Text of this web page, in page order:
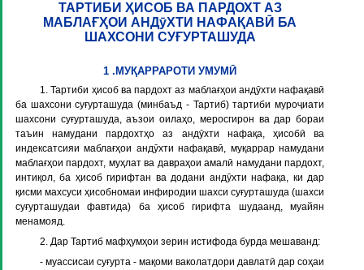
ТАРТИБИ ҲИСОБ ВА ПАРДОХТ АЗ
МАБЛАҒҲОИ АНДӯХТИ НАФАҚАВӢ БА
ШАХСОНИ СУҒУРТАШУДА
1 .МУҚАРРАРОТИ УМУМӢ
1. Тартиби ҳисоб ва пардохт аз маблағҳои андӯхти нафақавӣ
ба шахсони суғурташуда (минбаъд -Тартиб) тартиби муроҷиати
шахсони суғурташуда, аъзои оилаҳо, меросгирон ва дар бораи
таъин намудани пардохтҳо аз андӯхти нафақа, ҳисобӣ ва
индексатсияи маблағҳои андӯхти нафақавӣ, муқаррар намудани
маблағҳои пардохт, муҳлат ва давраҳои амалӣ намудани пардохт,
интиқол, ба ҳисоб гирифтан ва додани андӯхти нафақа, ки дар
қисми махсуси ҳисобномаи инфиродии шахси суғурташуда (шахси
суғурташудаи фавтида) ба ҳисоб гирифта шудаанд, муайян
менамояд.
2. Дар Тартиб мафҳумҳои зерин истифода бурда мешаванд:
- муассисаи суғурта - мақоми ваколатдори давлатӣ дар соҳаи